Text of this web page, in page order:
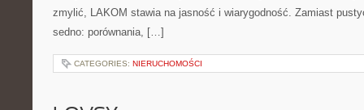
zmylić, LAKOM stawia na jasność i wiarygodność. Zamiast
sedno: porównania, […]
CATEGORIES: NIERUCHOMOŚCI